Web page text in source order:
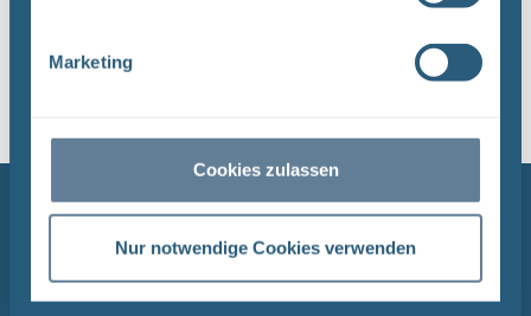
Marketing
Cookies zulassen
Nur notwendige Cookies verwenden
NAVIGATION
Endlagersuche